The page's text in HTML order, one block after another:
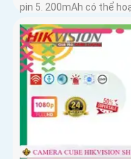
pin 5. 200mAh có thể